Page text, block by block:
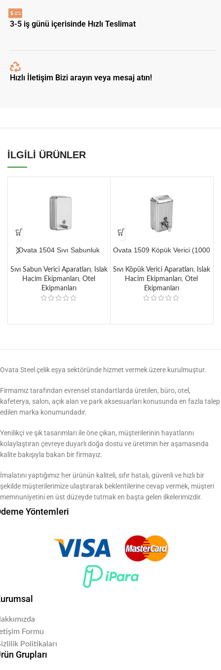
3-5 iş günü içerisinde Hızlı Teslimat
Hızlı İletişim Bizi arayın veya mesaj atın!
İLGİLİ ÜRÜNLER
Ovata 1504 Sıvı Sabunluk
Sıvı Sabun Verici Aparatları, Islak
Hacim Ekipmanları,Otel
Ekipmanları
Ovata 1509 Köpük Verici (1000
Sıvı Köpük Verici Aparatları, Islak
Hacim Ekipmanları,Otel
Ekipmanları
Ovata Steel çelik eşya sektöründe hizmet vermek üzere kurulmuştur.
Firmamız tarafından evrensel standartlarda üretilen, büro, otel,
kafeterya, salon, açık alan ve park aksesuarları konusunda en fazla talep
edilen marka konumundadır.
Yenilikçi ve şık tasarımları ile öne çıkan, müşterilerinin hayatlarını
kolaylaştıran çevreye duyarlı doğa dostu ve üretimin her aşamasında
kalite bakışıyla bakan bir firmayız.
İmalatını yaptığımız her ürünün kaliteli, sıfır hatalı, güvenli ve hızlı bir
şekilde müşterilerimize ulaştırarak beklentilerine cevap vermek, müşteri
memnuniyetini en üst düzeyde tutmak en başta gelen ilkelerimizdir.
Yöntemleri
Formu
Politikaları
Grupları